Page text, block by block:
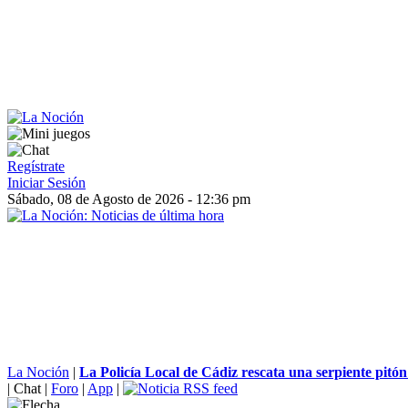
Regístrate
Iniciar Sesión
Sábado, 08 de Agosto de 2026 - 12:36 pm
La Noción | La Policía Local de Cádiz rescata una serpiente pitón
| Chat | Foro | App |